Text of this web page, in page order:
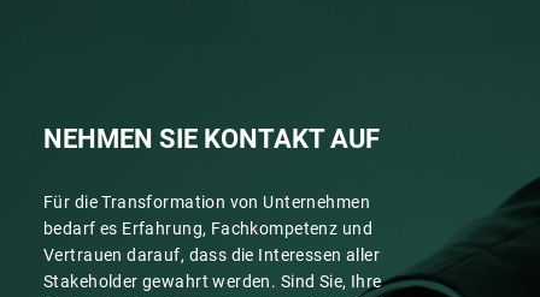
NEHMEN SIE KONTAKT AUF
Für die Transformation von Unternehmen
bedarf es Erfahrung, Fachkompetenz und
Vertrauen darauf, dass die Interessen aller
Stakeholder gewahrt werden. Sind Sie, Ihre